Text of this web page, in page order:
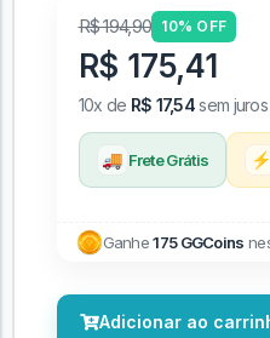
R$ 194,90 10% OFF
R$ 175,41
10x de R$ 17,54sem juros
🚚 Frete Grátis ⚡
Ganhe175 GGCoins
Adicionar ao